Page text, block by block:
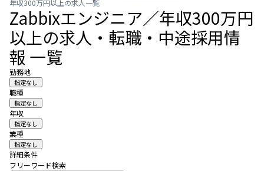
年収300万円以上の求人一覧
Zabbixエンジニア／年収300万円
以上の求人・転職・中途採用情
報 一覧
勤務地
指定なし
職種
指定なし
年収
指定なし
業種
指定なし
詳細条件
フリーワード検索